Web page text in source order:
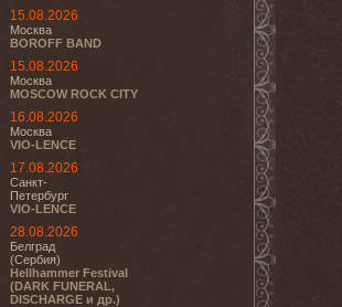
15.08.2026
Москва
BOROFF BAND
15.08.2026
Москва
MOSCOW ROCK CITY
16.08.2026
Москва
VIO-LENCE
17.08.2026
Санкт-
Петербург
VIO-LENCE
28.08.2026
Белград
(Сербия)
Hellhammer Festival
(DARK FUNERAL,
DISCHARGE и др.)